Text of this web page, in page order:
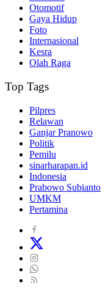
Otomotif
Gaya Hidup
Foto
Internasional
Kesra
Olah Raga
Top Tags
Pilpres
Relawan
Ganjar Pranowo
Politik
Pemilu
sinarharapan.id
Indonesia
Prabowo Subianto
UMKM
Pertamina